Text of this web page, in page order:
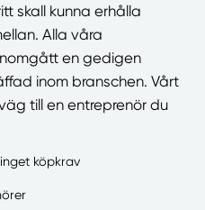
skall kunna erhålla
Alla våra
en gedigen
inom branschen. Vårt
till en entreprenör du
köpkrav